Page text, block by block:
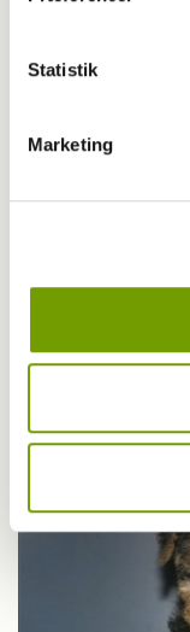
Statistik
Marketing
Britisk
forbud